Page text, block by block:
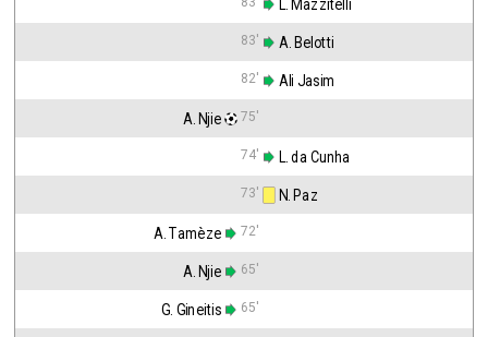
L. Mazzitelli
83' A. Belotti
82' Ali Jasim
A. Njie 75'
74' L. da Cunha
73' N. Paz
A. Tamèze 72'
A. Njie 65'
G. Gineitis 65'